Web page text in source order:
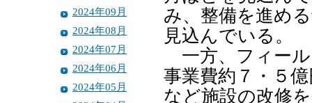
2024年09月
2024年08月
2024年07月
2024年06月
2024年05月
み、整備を進め
見込んでいる。
一方、フィー
事業費約７・５
など施設の改修